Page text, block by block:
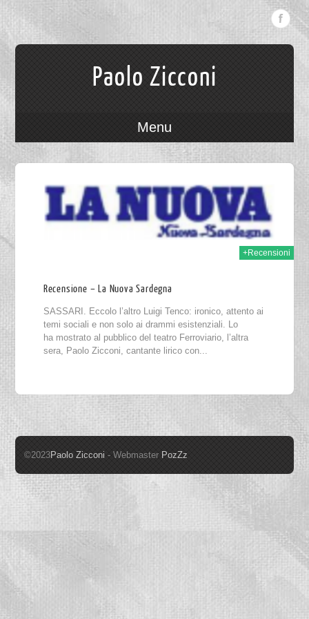
Paolo Zicconi
Menu
+Recensioni
Recensione – La Nuova Sardegna
SASSARI. Eccolo l’altro Luigi Tenco: ironico, attento ai
temi sociali e non solo ai drammi esistenziali. Lo
ha mostrato al pubblico del teatro Ferroviario, l’altra
sera, Paolo Zicconi, cantante lirico con...
©2023Paolo Zicconi - Webmaster PozZz